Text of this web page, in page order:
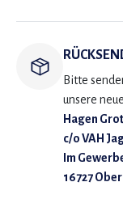
Bitte
unsere
Hagen
c/o VAH
Im
16727